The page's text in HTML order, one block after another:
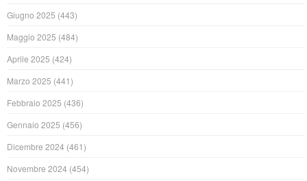
Giugno 2025 (443)
Maggio 2025 (484)
Aprile 2025 (424)
Marzo 2025 (441)
Febbraio 2025 (436)
Gennaio 2025 (456)
Dicembre 2024 (461)
Novembre 2024 (454)